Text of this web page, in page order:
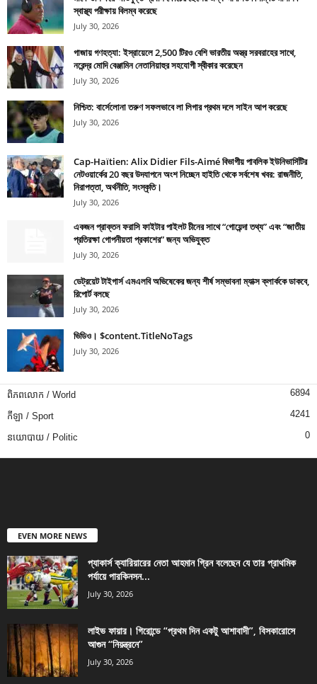
স্বাস্থ্য পরীক্ষায় বিলম্ব করেছে
July 30, 2026
গাজায় গণহত্যা: ইস্রায়েলে 2,500 টিরও বেশি ভারতীয় অস্ত্র সরবরাহের সাথে,
নরেন্দ্র মোদি বেঞ্জামিন নেতানিয়াহুর সহযোগী স্বীকার করেছেন
July 30, 2026
নিশ্চিত: বার্সেলোনা তরুণ সফলভাবে লা লিগার প্রথম দলে সাইন আপ করেছে
July 30, 2026
Cap-Haïtien: Alix Didier Fils-Aimé বিভাগীয় পাবলিক ইউনিভার্সিটির
নেটওয়ার্কের 20 বছর উদযাপনে অংশ নিচ্ছেন হাইতি থেকে সর্বশেষ খবর: রাজনীতি,
নিরাপত্তা, অর্থনীতি, সংস্কৃতি।
July 30, 2026
একজন প্রাক্তন ফরাসি ফাইটার পাইলট চীনের সাথে “গোয়েন্দা তথ্য” এবং “জাতীয়
প্রতিরক্ষা গোপনীয়তা প্রকাশের” জন্য অভিযুক্ত
July 30, 2026
ডেট্রয়েট টাইগার্স এমএলবি অভিষেকের জন্য শীর্ষ সম্ভাবনা ম্যাক্স ক্লার্ককে ডাকবে,
রিপোর্ট বলছে
July 30, 2026
ভিডিও। $content.TitleNoTags
July 30, 2026
ពិភពលោក / World 6894
កីឡា / Sport 4241
នយោបាយ / Politic 0
EVEN MORE NEWS
প্যাকার্স ক্যারিয়ারের নেতা আহমান গ্রিন বলেছেন যে তার প্রাথমিক
পর্যায়ে পারকিনসন...
July 30, 2026
লাইভ ফায়ার। গিরোন্ডে “প্রথম দিন একটু আশাবাদী”, বিসকারোসে
আগুন “নিয়ন্ত্রনে”
July 30, 2026